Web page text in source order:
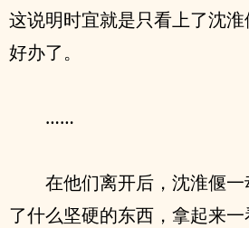
这说明时宜就是只看上了沈
好办了。
……
在他们离开后，沈淮偃
了什么坚硬的东西，拿起来